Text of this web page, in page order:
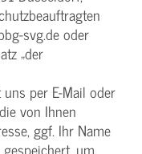
svg.de oder
„der
per E-Mail oder
von Ihnen
ggf. Ihr Name